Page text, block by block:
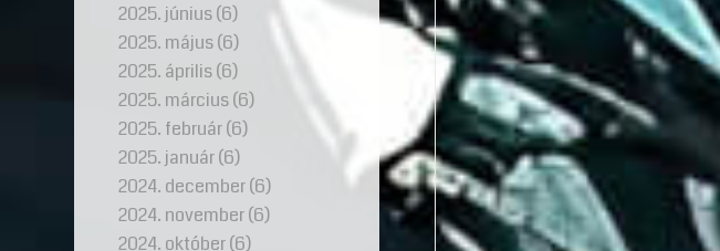
2025. június(6)
2025. május(6)
2025. április(6)
2025. március(6)
2025. február(6)
2025. január(6)
2024. december(6)
2024. november(6)
2024. október(6)